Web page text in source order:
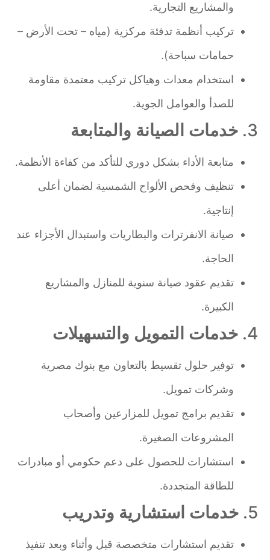
والمشاريع التجارية.
تركيب أنظمة تدفئة مركزية (مياه – تحت الأرض –
حمامات سباحة).
استخدام معدات وهياكل تركيب معتمدة مقاومة
للصدأ والعوامل الجوية.
خدمات الصيانة والمتابعة
متابعة الأداء بشكل دوري للتأكد من كفاءة الأنظمة.
تنظيف وفحص الألواح الشمسية لضمان أعلى
إنتاجية.
صيانة الانفرترات والبطاريات واستبدال الأجزاء عند
الحاجة.
تقديم عقود صيانة سنوية للمنازل والمشاريع
الكبيرة.
خدمات التمويل والتسهيلات
توفير حلول تقسيط بالتعاون مع بنوك مصرية
وشركات تمويل.
تقديم برامج تمويل للمزارعين وأصحاب
المشروعات الصغيرة.
استشارات للحصول على دعم حكومي أو مبادرات
للطاقة المتجددة.
خدمات استشارية وتدريب
تقديم استشارات متخصصة قبل وأثناء وبعد تنفيذ